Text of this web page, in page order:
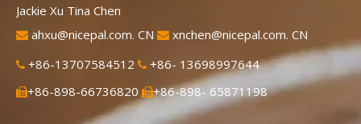
Jackie Xu Tina Chen
 ahxu@nicepal.com. CN  xnchen@nicepal.com. CN
 +86-13707584512  +86- 13698997644
+86-898-66736820 +86-898- 65871198